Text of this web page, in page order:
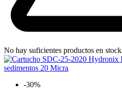
No hay suficientes productos en stock
-30%